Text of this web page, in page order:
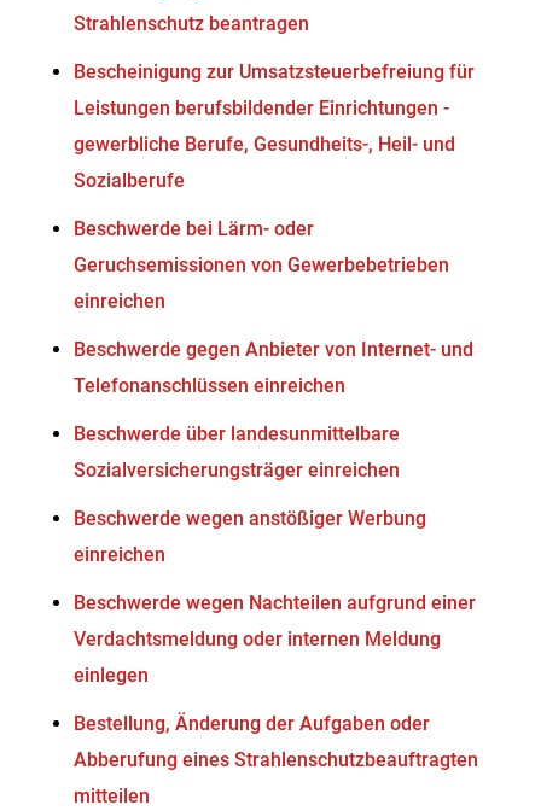
Strahlenschutz beantragen
Bescheinigung zur Umsatzsteuerbefreiung für
Leistungen berufsbildender Einrichtungen -
gewerbliche Berufe, Gesundheits-, Heil- und
Sozialberufe
Beschwerde bei Lärm- oder
Geruchsemissionen von Gewerbebetrieben
einreichen
Beschwerde gegen Anbieter von Internet- und
Telefonanschlüssen einreichen
Beschwerde über landesunmittelbare
Sozialversicherungsträger einreichen
Beschwerde wegen anstößiger Werbung
einreichen
Beschwerde wegen Nachteilen aufgrund einer
Verdachtsmeldung oder internen Meldung
einlegen
Bestellung, Änderung der Aufgaben oder
Abberufung eines Strahlenschutzbeauftragten
mitteilen